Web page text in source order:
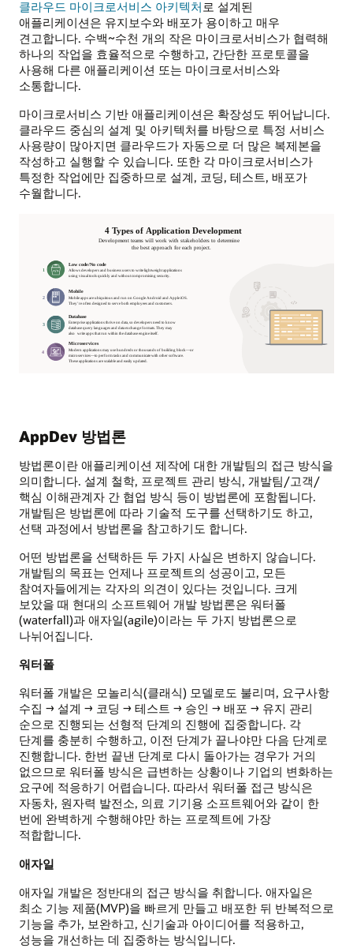
클라우드 마이크로서비스 아키텍처로 설계된
애플리케이션은 유지보수와 배포가 용이하고 매우
견고합니다. 수백~수천 개의 작은 마이크로서비스가 협력해
하나의 작업을 효율적으로 수행하고, 간단한 프로토콜을
사용해 다른 애플리케이션 또는 마이크로서비스와
소통합니다.
마이크로서비스 기반 애플리케이션은 확장성도 뛰어납니다.
클라우드 중심의 설계 및 아키텍처를 바탕으로 특정 서비스
사용량이 많아지면 클라우드가 자동으로 더 많은 복제본을
작성하고 실행할 수 있습니다. 또한 각 마이크로서비스가
특정한 작업에만 집중하므로 설계, 코딩, 테스트, 배포가
수월합니다.
AppDev 방법론
방법론이란 애플리케이션 제작에 대한 개발팀의 접근 방식을
의미합니다. 설계 철학, 프로젝트 관리 방식, 개발팀/고객/
핵심 이해관계자 간 협업 방식 등이 방법론에 포함됩니다.
개발팀은 방법론에 따라 기술적 도구를 선택하기도 하고,
선택 과정에서 방법론을 참고하기도 합니다.
어떤 방법론을 선택하든 두 가지 사실은 변하지 않습니다.
개발팀의 목표는 언제나 프로젝트의 성공이고, 모든
참여자들에게는 각자의 의견이 있다는 것입니다. 크게
보았을 때 현대의 소프트웨어 개발 방법론은 워터폴
(waterfall)과 애자일(agile)이라는 두 가지 방법론으로
나뉘어집니다.
워터폴
워터폴 개발은 모놀리식(클래식) 모델로도 불리며, 요구사항
수집 → 설계 → 코딩 → 테스트 → 승인 → 배포 → 유지 관리
순으로 진행되는 선형적 단계의 진행에 집중합니다. 각
단계를 충분히 수행하고, 이전 단계가 끝나야만 다음 단계로
진행합니다. 한번 끝낸 단계로 다시 돌아가는 경우가 거의
없으므로 워터폴 방식은 급변하는 상황이나 기업의 변화하는
요구에 적응하기 어렵습니다. 따라서 워터폴 접근 방식은
자동차, 원자력 발전소, 의료 기기용 소프트웨어와 같이 한
번에 완벽하게 수행해야만 하는 프로젝트에 가장
적합합니다.
애자일
애자일 개발은 정반대의 접근 방식을 취합니다. 애자일은
최소 기능 제품(MVP)을 빠르게 만들고 배포한 뒤 반복적으로
기능을 추가, 보완하고, 신기술과 아이디어를 적용하고,
성능을 개선하는 데 집중하는 방식입니다.